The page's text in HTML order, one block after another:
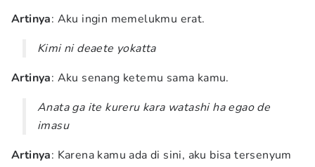
Artinya: Aku ingin memelukmu erat.
Kimi ni deaete yokatta
Artinya: Aku senang ketemu sama kamu.
Anata ga ite kureru kara watashi ha egao de
imasu
Artinya: Karena kamu ada di sini, aku bisa tersenyum